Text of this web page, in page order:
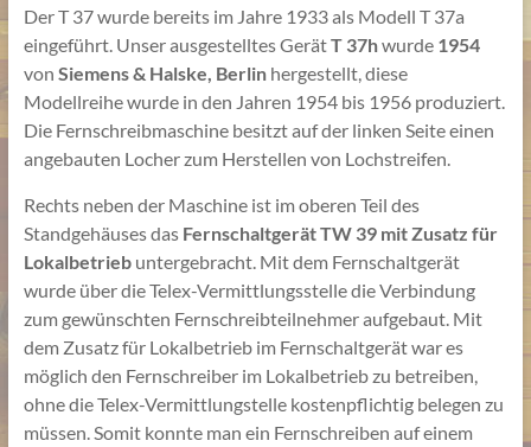
Der T 37 wurde bereits im Jahre 1933 als Modell T 37a
eingeführt. Unser ausgestelltes GerätT 37hwurde 1954
von Siemens & Halske, Berlinhergestellt, diese
Modellreihe wurde in den Jahren 1954 bis 1956 produziert.
Die Fernschreibmaschine besitzt auf der linken Seite einen
angebauten Locher zum Herstellen von Lochstreifen.
Rechts neben der Maschine ist im oberen Teil des
Standgehäuses das Fernschaltgerät TW 39 mit Zusatz für
Lokalbetriebuntergebracht. Mit dem Fernschaltgerät
wurde über die Telex-Vermittlungsstelle die Verbindung
zum gewünschten Fernschreibteilnehmer aufgebaut. Mit
dem Zusatz für Lokalbetrieb im Fernschaltgerät war es
möglich den Fernschreiber im Lokalbetrieb zu betreiben,
ohne die Telex-Vermittlungstelle kostenpflichtig belegen zu
müssen. Somit konnte man ein Fernschreiben auf einem